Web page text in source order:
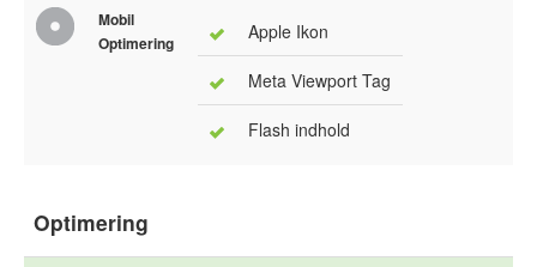
Mobil
Optimering
Apple Ikon
Meta Viewport Tag
Flash indhold
Optimering